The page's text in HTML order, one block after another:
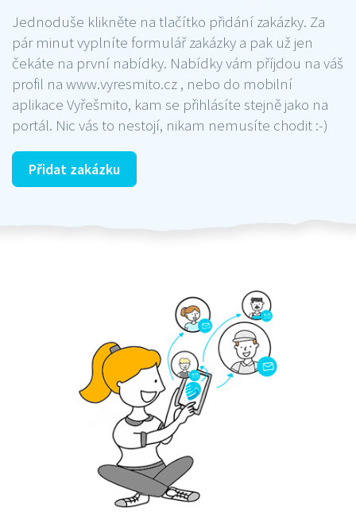
Jednoduše klikněte na tlačítko přidání zakázky. Za
pár minut vyplníte formulář zakázky a pak už jen
čekáte na první nabídky. Nabídky vám příjdou na váš
profil na www.vyresmito.cz , nebo do mobilní
aplikace Vyřešmito, kam se přihlásíte stejně jako na
portál. Nic vás to nestojí, nikam nemusíte chodit :-)
Přidat zakázku